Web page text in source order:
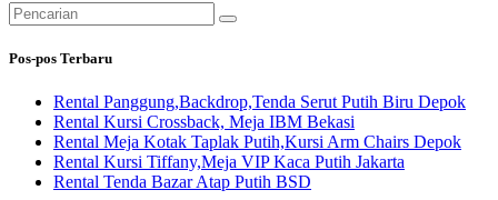
Pencarian
untuk:
Pos-pos Terbaru
Rental Panggung,Backdrop,Tenda Serut Putih Biru Depok
Rental Kursi Crossback, Meja IBM Bekasi
Rental Meja Kotak Taplak Putih,Kursi Arm Chairs Depok
Rental Kursi Tiffany,Meja VIP Kaca Putih Jakarta
Rental Tenda Bazar Atap Putih BSD